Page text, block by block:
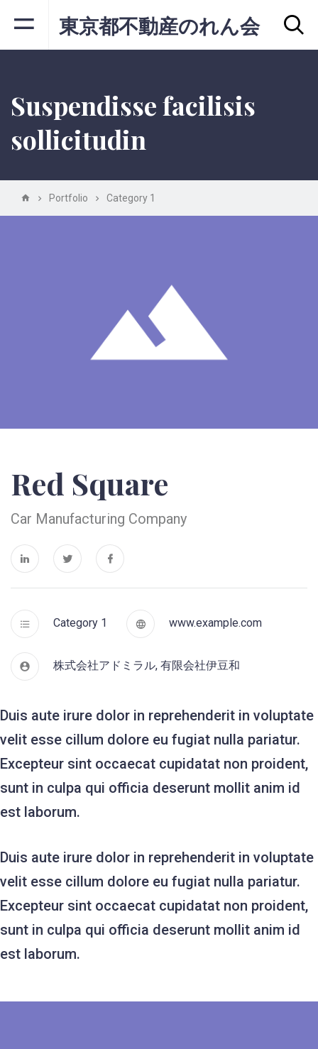
東京都不動産のれん会
Suspendisse facilisis
sollicitudin
Portfolio Category 1
Red Square
Car Manufacturing Company
Category 1 www.example.com
株式会社アドミラル, 有限会社伊豆和
Duis aute irure dolor in reprehenderit in voluptate
velit esse cillum dolore eu fugiat nulla pariatur.
Excepteur sint occaecat cupidatat non proident,
sunt in culpa qui officia deserunt mollit anim id
est laborum.
Duis aute irure dolor in reprehenderit in voluptate
velit esse cillum dolore eu fugiat nulla pariatur.
Excepteur sint occaecat cupidatat non proident,
sunt in culpa qui officia deserunt mollit anim id
est laborum.